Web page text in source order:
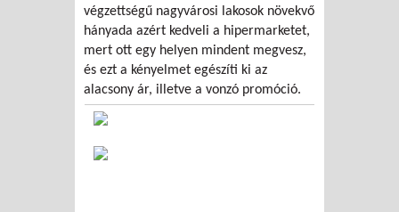
végzettségű nagyvárosi lakosok növekvő
hányada azért kedveli a hipermarketet,
mert ott egy helyen mindent megvesz,
és ezt a kényelmet egészíti ki az
alacsony ár, illetve a vonzó promóció.